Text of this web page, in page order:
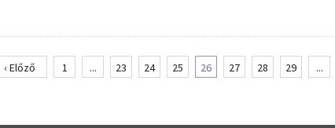
‹ Előző 1 ... 23 24 25 26 27 28 29 ...